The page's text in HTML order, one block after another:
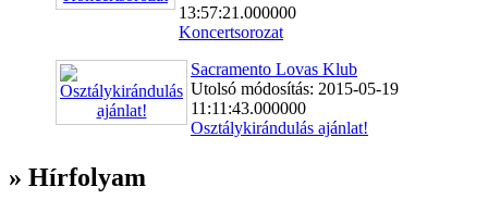
13:57:21.000000
Koncertsorozat
Sacramento Lovas Klub
Utolsó módosítás: 2015-05-19
11:11:43.000000
Osztálykirándulás ajánlat!
» Hírfolyam